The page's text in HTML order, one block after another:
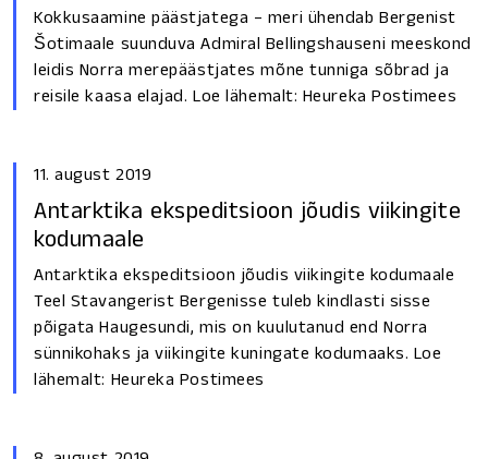
Kokkusaamine päästjatega – meri ühendab Bergenist
Šotimaale suunduva Admiral Bellingshauseni meeskond
leidis Norra merepäästjates mõne tunniga sõbrad ja
reisile kaasa elajad. Loe lähemalt: Heureka Postimees
11. august 2019
Antarktika ekspeditsioon jõudis viikingite
kodumaale
Antarktika ekspeditsioon jõudis viikingite kodumaale
Teel Stavangerist Bergenisse tuleb kindlasti sisse
põigata Haugesundi, mis on kuulutanud end Norra
sünnikohaks ja viikingite kuningate kodumaaks. Loe
lähemalt: Heureka Postimees